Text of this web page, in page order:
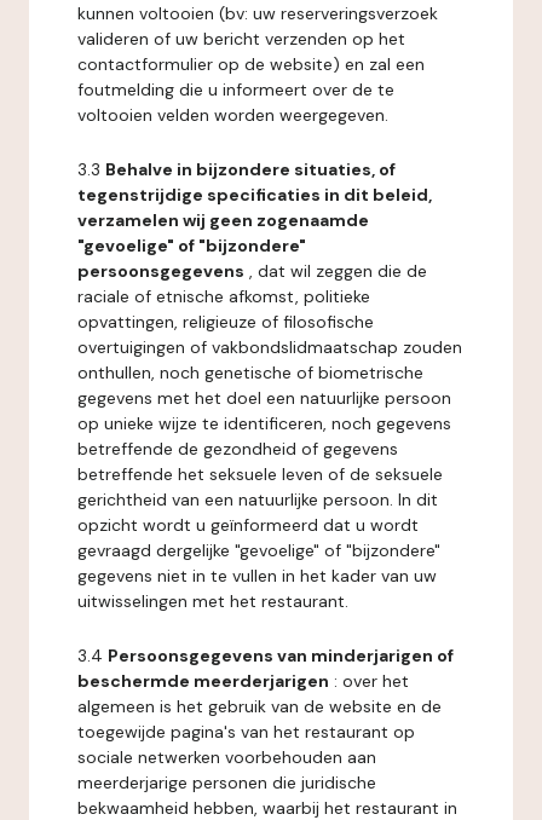
kunnen voltooien (bv: uw reserveringsverzoek
valideren of uw bericht verzenden op het
contactformulier op de website) en zal een
foutmelding die u informeert over de te
voltooien velden worden weergegeven.
3.3 Behalve in bijzondere situaties, of
tegenstrijdige specificaties in dit beleid,
verzamelen wij geen zogenaamde
"gevoelige" of "bijzondere"
persoonsgegevens , dat wil zeggen die de
raciale of etnische afkomst, politieke
opvattingen, religieuze of filosofische
overtuigingen of vakbondslidmaatschap zouden
onthullen, noch genetische of biometrische
gegevens met het doel een natuurlijke persoon
op unieke wijze te identificeren, noch gegevens
betreffende de gezondheid of gegevens
betreffende het seksuele leven of de seksuele
gerichtheid van een natuurlijke persoon. In dit
opzicht wordt u geïnformeerd dat u wordt
gevraagd dergelijke "gevoelige" of "bijzondere"
gegevens niet in te vullen in het kader van uw
uitwisselingen met het restaurant.
3.4 Persoonsgegevens van minderjarigen of
beschermde meerderjarigen : over het
algemeen is het gebruik van de website en de
toegewijde pagina's van het restaurant op
sociale netwerken voorbehouden aan
meerderjarige personen die juridische
bekwaamheid hebben, waarbij het restaurant in